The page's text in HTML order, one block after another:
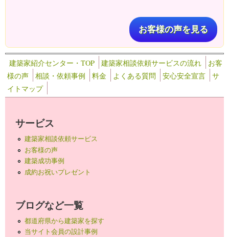
お客様の声を見る
建築家紹介センター・TOP 建築家相談依頼サービスの流れ
お客
様の声
相談・依頼事例 料金 よくある質問 安心安全宣言
サ
イトマップ
サービス
建築家相談依頼サービス
お客様の声
建築成功事例
成約お祝いプレゼント
ブログなど一覧
都道府県から建築家を探す
当サイト会員の設計事例